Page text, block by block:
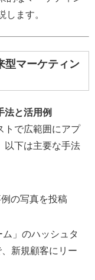
します。
型マーケティン
法と活用例
トで広範囲にアプ
以下は主要な手法
の写真を投稿
ム」のハッシュタ
新規顧客にリー